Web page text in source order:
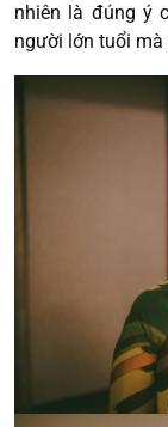
nhiên là đúng ý
người lớn tuổi